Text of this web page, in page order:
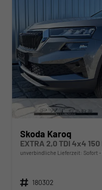
Skoda Karoq
unverbindliche Lieferzeit: Sofort
Fahrzeugnr. 180302